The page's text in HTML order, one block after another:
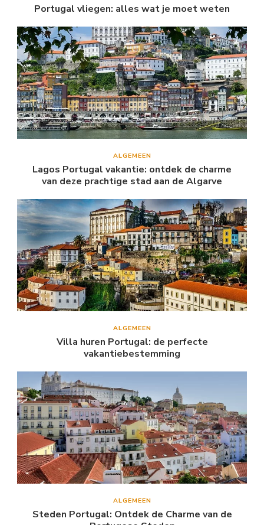
Portugal vliegen: alles wat je moet weten
ALGEMEEN
Lagos Portugal vakantie: ontdek de charme
van deze prachtige stad aan de Algarve
ALGEMEEN
Villa huren Portugal: de perfecte
vakantiebestemming
ALGEMEEN
Steden Portugal: Ontdek de Charme van de